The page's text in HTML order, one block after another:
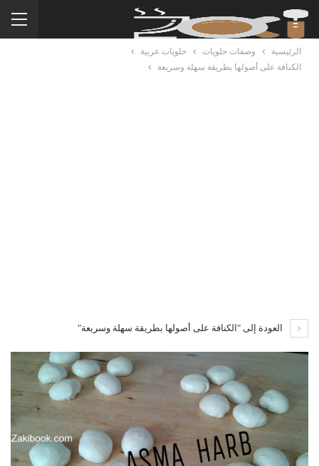
الرئيسية وصفات حلويات
حلويات عربية
الكنافة على أصولها بطريقة سهلة وسريعة
العودة إلى "الكنافة على أصولها بطريقة سهلة وسريعة"